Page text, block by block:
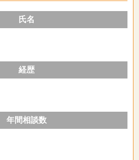
氏名
経歴
年間相談数